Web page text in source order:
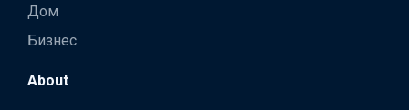
Дом
Бизнес
About